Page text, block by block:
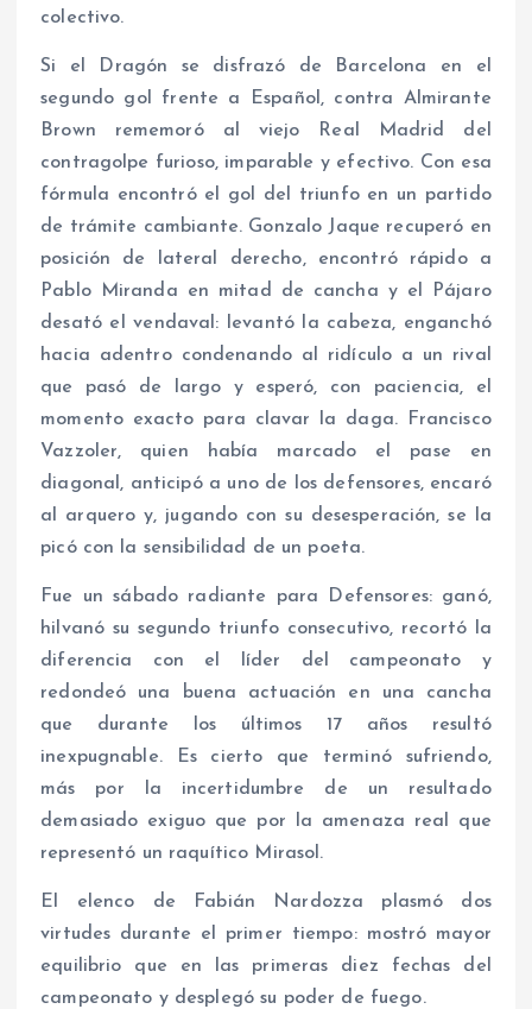
colectivo.
Si el Dragón se disfrazó de Barcelona en el
segundo gol frente a Español, contra Almirante
Brown rememoró al viejo Real Madrid del
contragolpe furioso, imparable y efectivo. Con esa
fórmula encontró el gol del triunfo en un partido
de trámite cambiante. Gonzalo Jaque recuperó en
posición de lateral derecho, encontró rápido a
Pablo Miranda en mitad de cancha y el Pájaro
desató el vendaval: levantó la cabeza, enganchó
hacia adentro condenando al ridículo a un rival
que pasó de largo y esperó, con paciencia, el
momento exacto para clavar la daga. Francisco
Vazzoler, quien había marcado el pase en
diagonal, anticipó a uno de los defensores, encaró
al arquero y, jugando con su desesperación, se la
picó con la sensibilidad de un poeta.
Fue un sábado radiante para Defensores: ganó,
hilvanó su segundo triunfo consecutivo, recortó la
diferencia con el líder del campeonato y
redondeó una buena actuación en una cancha
que durante los últimos 17 años resultó
inexpugnable. Es cierto que terminó sufriendo,
más por la incertidumbre de un resultado
demasiado exiguo que por la amenaza real que
representó un raquítico Mirasol.
El elenco de Fabián Nardozza plasmó dos
virtudes durante el primer tiempo: mostró mayor
equilibrio que en las primeras diez fechas del
campeonato y desplegó su poder de fuego.